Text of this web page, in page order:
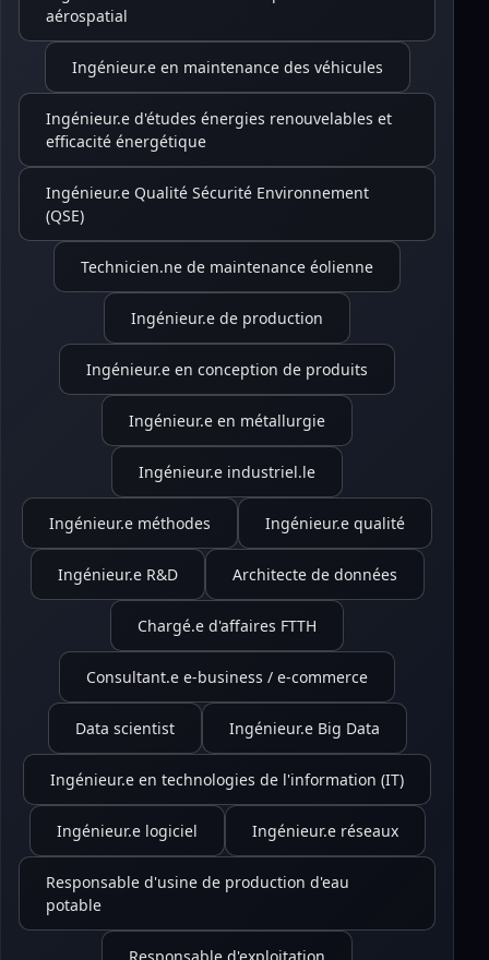
aérospatial
Ingénieur.e en maintenance des véhicules
Ingénieur.e d'études énergies renouvelables et
efficacité énergétique
Ingénieur.e Qualité Sécurité Environnement
(QSE)
Technicien.ne de maintenance éolienne
Ingénieur.e de production
Ingénieur.e en conception de produits
Ingénieur.e en métallurgie
Ingénieur.e industriel.le
Ingénieur.e méthodes Ingénieur.e qualité
Ingénieur.e R&D Architecte de données
Chargé.e d'affaires FTTH
Consultant.e e-business / e-commerce
Data scientist Ingénieur.e Big Data
Ingénieur.e en technologies de l'information (IT)
Ingénieur.e logiciel Ingénieur.e réseaux
Responsable d'usine de production d'eau
potable